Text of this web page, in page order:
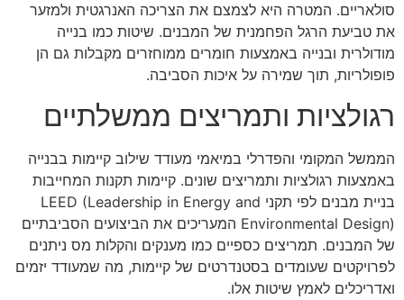
סולאריים. המטרה היא לצמצם את הצריכה האנרגטית ולמזער
את טביעת הרגל הפחמנית של המבנים. שיטות כמו בנייה
מודולרית ובנייה באמצעות חומרים ממוחזרים מקבלות גם הן
פופולריות, תוך שמירה על איכות הסביבה.
רגולציות ותמריצים ממשלתיים
הממשל המקומי והפדרלי במיאמי מעודד שילוב קיימות בבנייה
באמצעות רגולציות ותמריצים שונים. קיימות תקנות המחייבות
בניית מבנים לפי תקני LEED (Leadership in Energy and
Environmental Design) המעריכים את הביצועים הסביבתיים
של המבנים. תמריצים כספיים כמו מענקים והקלות מס ניתנים
לפרויקטים שעומדים בסטנדרטים של קיימות, מה שמעודד יזמים
ואדריכלים לאמץ שיטות אלו.